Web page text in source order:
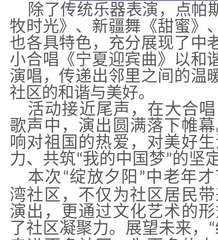
除了传统乐器表演，点帕
牧时光》、新疆舞《甜蜜》
也各具特色，充分展现了中
小合唱《宁夏迎宾曲》以和
演唱，传递出邻里之间的温
社区的和谐与美好。
活动接近尾声，在大合
歌声中，演出圆满落下帷
响对祖国的热爱，对美好
力、共筑“我的中国梦”的坚
本次 “绽放夕阳 ”中老年
湾社区，不仅为社区居民
演出，更通过文化艺术的
了社区凝聚力。展望未来，
“